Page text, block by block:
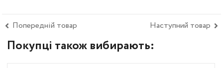
Попередній товар Наступний товар
Покупці також вибирають: